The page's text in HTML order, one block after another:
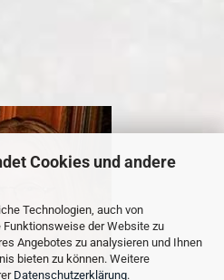
Cookies und andere
Technologien, auch von
der Website zu
Angebotes zu analysieren und Ihnen
bieten zu können. Weitere
Datenschutzerklärung.